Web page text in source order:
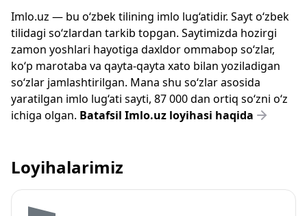
Imlo.uz — bu o‘zbek tilining imlo lug‘atidir. Sayt o‘zbek
tilidagi so‘zlardan tarkib topgan. Saytimizda hozirgi
zamon yoshlari hayotiga daxldor ommabop so‘zlar,
ko‘p marotaba va qayta-qayta xato bilan yoziladigan
so‘zlar jamlashtirilgan. Mana shu so‘zlar asosida
yaratilgan imlo lug‘ati sayti, 87 000 dan ortiq so‘zni o‘z
ichiga olgan. Batafsil Imlo.uz loyihasi haqida
Loyihalarimiz